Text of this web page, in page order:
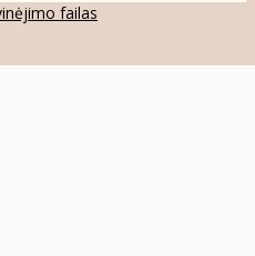
failas